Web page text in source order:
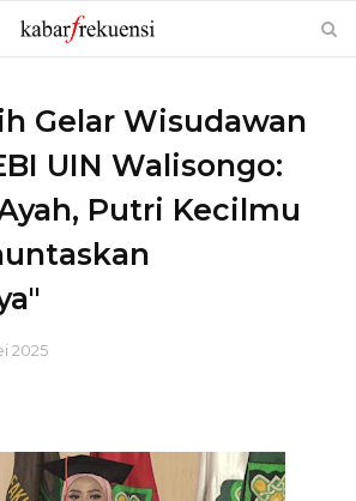
Gelar Wisudawan
UIN Walisongo:
Putri Kecilmu
2025